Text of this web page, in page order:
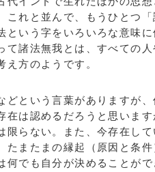
これと並んで、もうひとつ「
という字をいろいろな意味
て諸法無我とは、すべての
え方のようです。
という言葉がありますが
在は認めるだろうと思いま
限らない。また、今存在し
たまたまの縁起（原因と条
何でも自分が決めることが